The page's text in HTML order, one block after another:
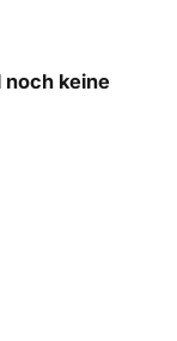
noch keine